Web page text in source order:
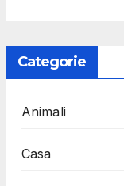
Categorie
Animali
Casa